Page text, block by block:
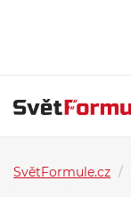
SvětFormule.cz /